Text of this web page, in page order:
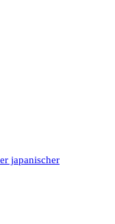
japanischer